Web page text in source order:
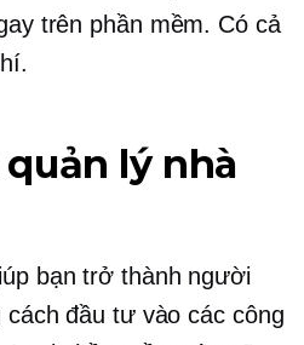
trên phần mềm. Có cả
lý nhà
bạn trở thành người
đầu tư vào các công